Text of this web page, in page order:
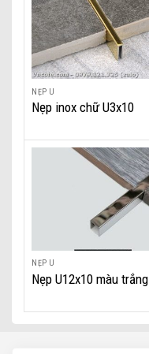
NẸP U
Nẹp inox chữ U3x10
NẸP U
Nẹp U12x10 màu trắng